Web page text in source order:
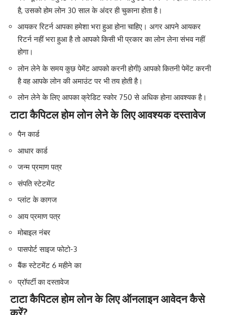
है, उसको होम लोन 30 साल के अंदर ही चुकाना होता है।
आयकर रिटर्न आपका हमेशा भरा हुआ होना चाहिए। अगर आपने आयकर
रिटर्न नहीं भरा हुआ है तो आपको किसी भी प्रकार का लोन लेना संभव नहीं
होगा।
लोन लेने के समय कुछ पेमेंट आपको करनी होगी} आपको कितनी पेमेंट करनी
है वह आपके लोन की अमाउंट पर भी तय होती है।
लोन लेने के लिए आपका क्रेडिट स्कोर 750 से अधिक होना आवश्यक है।
टाटा कैपिटल होम लोन लेने के लिए आवश्यक दस्तावेज
पैन कार्ड
आधार कार्ड
जन्म प्रमाण पत्र
संपति स्टेटमेंट
प्लांट के कागज
आय प्रमाण पत्र
मोबाइल नंबर
पासपोर्ट साइज फोटो-3
बैंक स्टेटमेंट 6 महीने का
प्रॉपर्टी का दस्तावेज
टाटा कैपिटल होम लोन के लिए ऑनलाइन आवेदन कैसे